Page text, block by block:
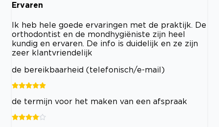
Ervaren
Ik heb hele goede ervaringen met de praktijk. De
orthodontist en de mondhygiëniste zijn heel
kundig en ervaren. De info is duidelijk en ze zijn
zeer klantvriendelijk
de bereikbaarheid (telefonisch/e-mail)
de termijn voor het maken van een afspraak